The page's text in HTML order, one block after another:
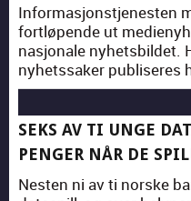
Infor­masjon­st­jen­esten
fortløpende ut
nasjonale nyhets­bildet.
nyhetssak­er pub­lis­eres
SEKS AV TI UNGE
PENGER NÅR DE
Nesten ni av ti norske